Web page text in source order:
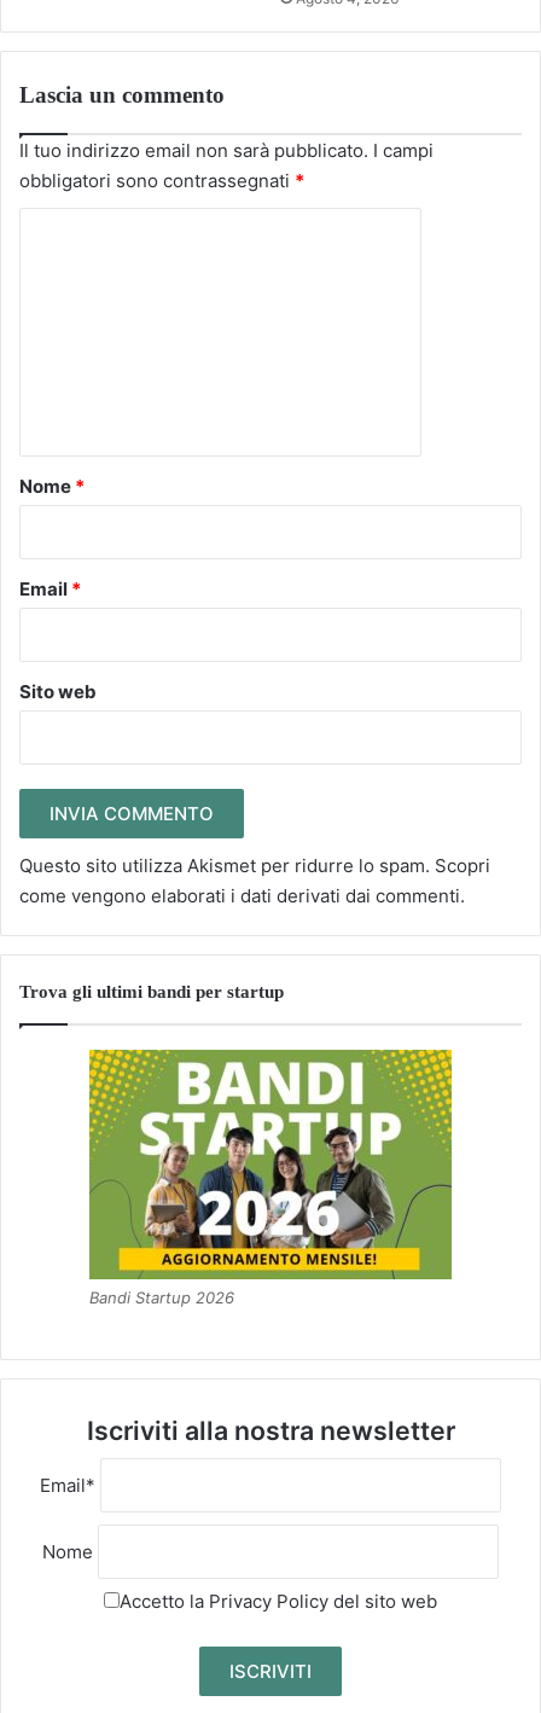
Lascia un commento
Il tuo indirizzo email non sarà pubblicato. I campi
obbligatori sono contrassegnati *
o
Nome *
Email *
Sito web
Questo sito utilizza Akismet per ridurre lo spam. Scopri
come vengono elaborati i dati derivati dai commenti.
Trova gli ultimi bandi per startup
Bandi Startup 2026
Iscriviti alla nostra newsletter
Email*
Nome
Accetto la Privacy Policy del sito web